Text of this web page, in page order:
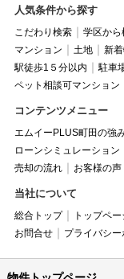
人気条件から探す
こだわり検索 学区から
マンション
土地 新
駅徒歩1５分以内
駐車
ペット相談可マンション
コンテンツメニュー
エムイーPLUS町田の強
ローンシミュレーション
売却の流れ
お客様の声
当社について
総合トップ トップペー
お問合せ
プライバシー